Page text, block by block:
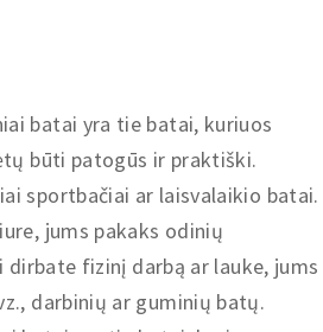
batai yra tie batai, kuriuos
būti patogūs ir praktiški.
sportbačiai ar laisvalaikio batai.
jums pakaks odinių
dirbate fizinį darbą ar lauke, jums
darbinių ar guminių batų.